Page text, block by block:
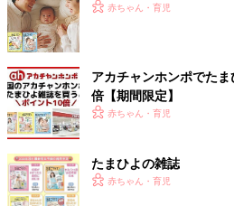
赤ちゃん・育児
アカチャンホンポでた
倍【期間限定】
赤ちゃん・育児
たまひよの雑誌
赤ちゃん・育児